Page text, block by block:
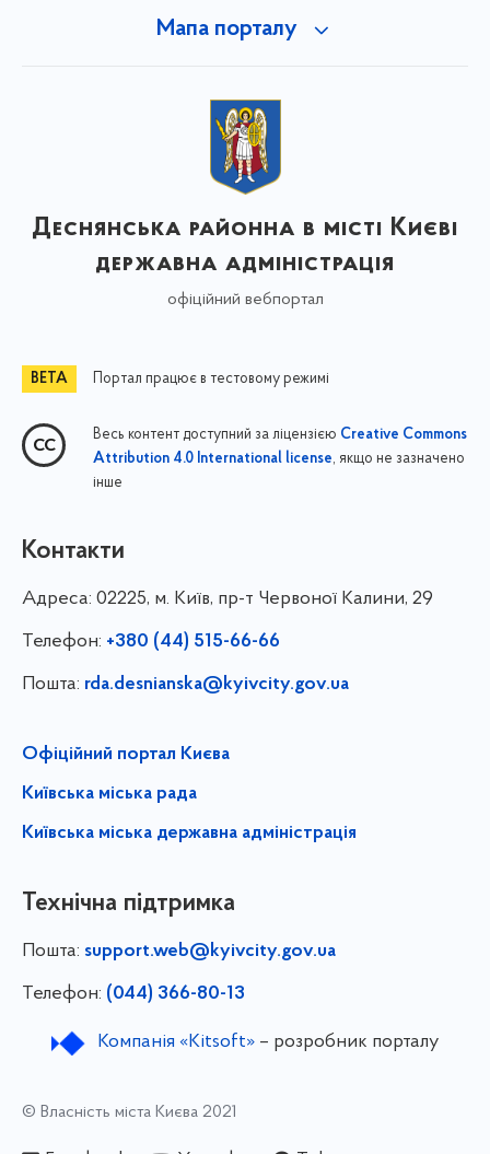
Мапа порталу
Деснянська районна в місті Києві
державна адміністрація
офіційний вебпортал
Портал працює в тестовому режимі
Весь контент доступний за ліцензією Creative Commons
Attribution 4.0 International license, якщо не зазначено
інше
Контакти
Адреса: 02225, м. Київ, пр-т Червоної Калини, 29
Телефон: +380 (44) 515-66-66
Пошта: rda.desnianska@kyivcity.gov.ua
Офіційний портал Києва
Київська міська рада
Київська міська державна адміністрація
Технічна підтримка
Пошта: support.web@kyivcity.gov.ua
Телефон: (044) 366-80-13
Компанія «Kitsoft»– розробник порталу
© Власність міста Києва 2021